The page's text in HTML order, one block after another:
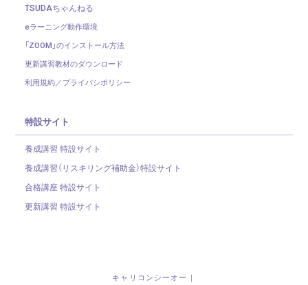
TSUDAちゃんねる
eラーニング動作環境
「ZOOM」のインストール方法
更新講習教材のダウンロード
利用規約／プライバシポリシー
特設サイト
養成講習 特設サイト
養成講習（リスキリング補助金）特設サイト
合格講座 特設サイト
更新講習 特設サイト
キャリコンシーオー｜